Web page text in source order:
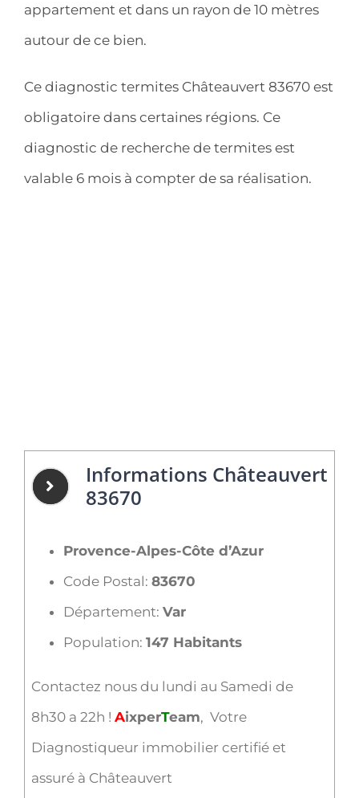
appartement et dans un rayon de 10 mètres
autour de ce bien.
Ce diagnostic termites Châteauvert 83670 est
obligatoire dans certaines régions. Ce
diagnostic de recherche de termites est
valable 6 mois à compter de sa réalisation.
Informations Châteauvert
83670
Provence-Alpes-Côte d’Azur
Code Postal: 83670
Département: Var
Population: 147 Habitants
Contactez nous du lundi au Samedi de
8h30 a 22h ! AixperTeam, Votre
Diagnostiqueur immobilier certifié et
assuré à Châteauvert